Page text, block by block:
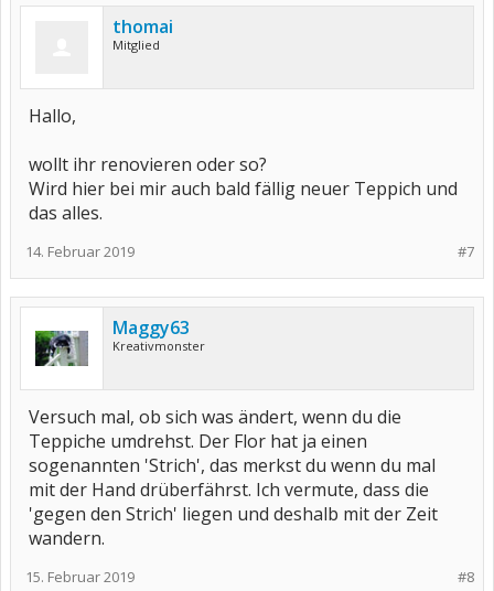
thomai
Mitglied
Hallo,
wollt ihr renovieren oder so?
Wird hier bei mir auch bald fällig neuer Teppich und
das alles.
#7
14. Februar 2019
Maggy63
Kreativmonster
Versuch mal, ob sich was ändert, wenn du die
Teppiche umdrehst. Der Flor hat ja einen
sogenannten 'Strich', das merkst du wenn du mal
mit der Hand drüberfährst. Ich vermute, dass die
'gegen den Strich' liegen und deshalb mit der Zeit
wandern.
#8
15. Februar 2019